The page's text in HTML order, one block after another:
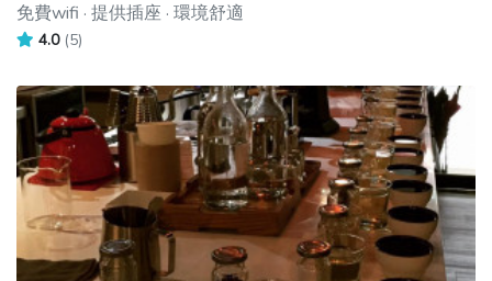
免費wifi · 提供插座 · 環境舒適
4.0 (5)